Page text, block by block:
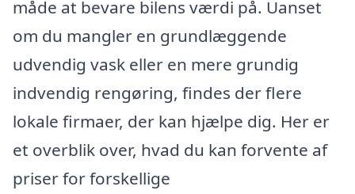
måde at bevare bilens værdi på. Uanset
om du mangler en grundlæggende
udvendig vask eller en mere grundig
indvendig rengøring, findes der flere
lokale firmaer, der kan hjælpe dig. Her er
et overblik over, hvad du kan forvente af
priser for forskellige